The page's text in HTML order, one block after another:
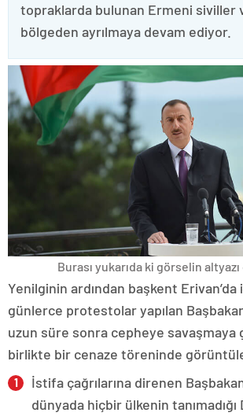
topraklarda bulunan Ermeni siviller
bölgeden ayrılmaya devam ediyor.
Burası yukarıda ki görselin
Yenilginin ardından başkent
günlerce protestolar yapılan
uzun süre sonra cepheye savaşmaya
birlikte bir cenaze töreninde
İstifa çağrılarına direnen
dünyada hiçbir ülkenin tanımadığı